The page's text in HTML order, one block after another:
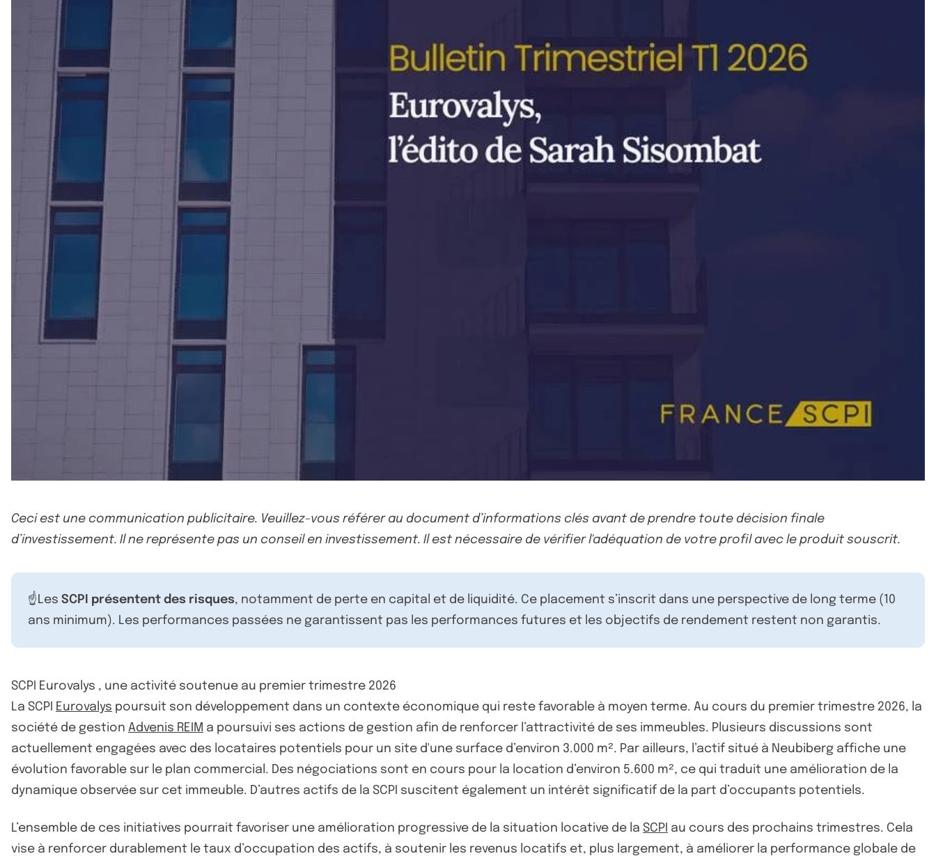
Ceci est une communication publicitaire. Veuillez-vous référer au document d’informations clés avant de prendre toute décision finale
d’investissement. Il ne représente pas un conseil en investissement. Il est nécessaire de vérifier l'adéquation de votre profil avec le produit souscrit.
☝️Les SCPI présentent des risques, notamment de perte en capital et de liquidité. Ce placement s’inscrit dans une perspective de long terme (10
ans minimum). Les performances passées ne garantissent pas les performances futures et les objectifs de rendement restent non garantis.
SCPI Eurovalys , une activité soutenue au premier trimestre 2026
La SCPI Eurovalys poursuit son développement dans un contexte économique qui reste favorable à moyen terme. Au cours du premier trimestre 2026, la
société de gestion Advenis REIM a poursuivi ses actions de gestion afin de renforcer l’attractivité de ses immeubles. Plusieurs discussions sont
actuellement engagées avec des locataires potentiels pour un site d'une surface d’environ 3.000 m². Par ailleurs, l’actif situé à Neubiberg affiche une
évolution favorable sur le plan commercial. Des négociations sont en cours pour la location d’environ 5.600 m², ce qui traduit une amélioration de la
dynamique observée sur cet immeuble. D’autres actifs de la SCPI suscitent également un intérêt significatif de la part d’occupants potentiels.
L’ensemble de ces initiatives pourrait favoriser une amélioration progressive de la situation locative de la SCPI au cours des prochains trimestres. Cela
vise à renforcer durablement le taux d’occupation des actifs, à soutenir les revenus locatifs et, plus largement, à améliorer la performance globale de